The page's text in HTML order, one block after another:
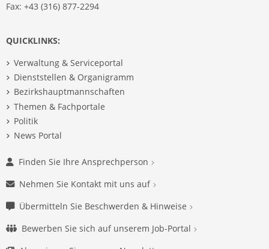
Fax: +43 (316) 877-2294
QUICKLINKS:
Verwaltung & Serviceportal
Dienststellen & Organigramm
Bezirkshauptmannschaften
Themen & Fachportale
Politik
News Portal
Finden Sie Ihre Ansprechperson
Nehmen Sie Kontakt mit uns auf
Übermitteln Sie Beschwerden & Hinweise
Bewerben Sie sich auf unserem Job-Portal